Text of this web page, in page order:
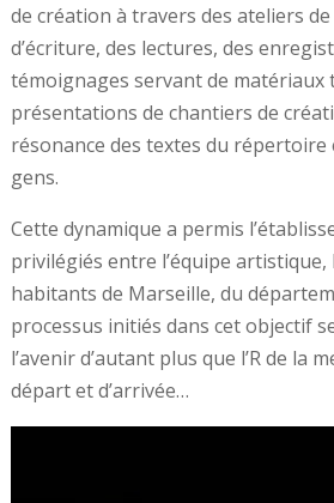
de création à travers des ateliers
d’écriture, des lectures, des
témoignages servant de matériaux
présentations de chantiers de
résonance des textes du répertoire
gens.
Cette dynamique a permis
privilégiés entre l’équipe artistique,
habitants de Marseille, du
processus initiés dans cet objectif
l’avenir d’autant plus que l’R de la
départ et d’arrivée…